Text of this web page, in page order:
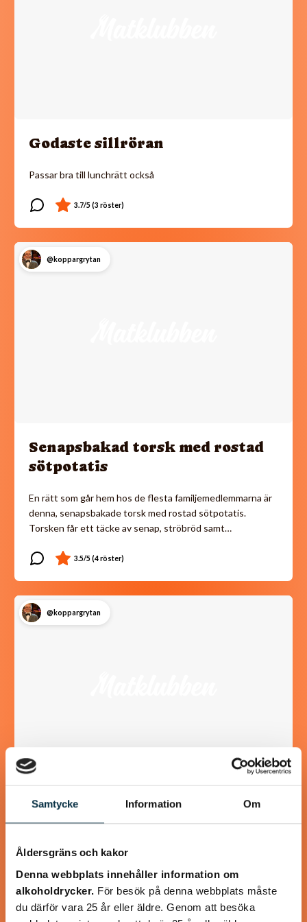
Samtycke Information Om
Åldersgräns och kakor
Denna webbplats innehåller information om
alkoholdrycker. För besök på denna webbplats måste
du därför vara 25 år eller äldre. Genom att besöka
Godaste sillröran
Passar bra till lunchrätt också
@koppargrytan
Senapsbakad torsk med rostad
sötpotatis
En rätt som går hem hos de flesta familjemedlemmarna är
denna, senapsbakade torsk med rostad sötpotatis.
Torsken får ett täcke av senap, ströbröd samt…
@koppargrytan
Räksoppa med räkspett